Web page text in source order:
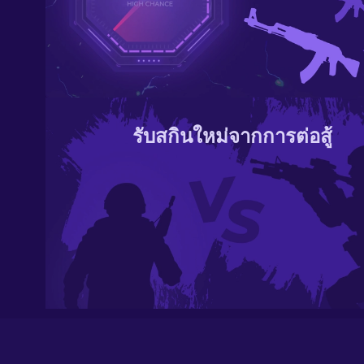
รับสกินใหม่จากการต่อสู้